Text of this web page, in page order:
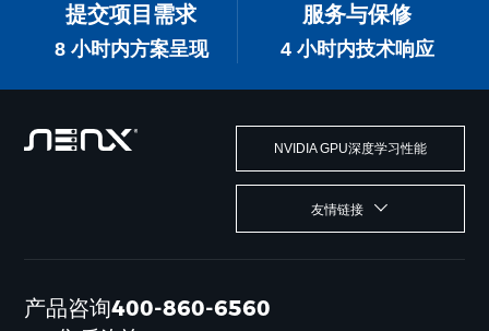
提交项目需求
8 小时内方案呈现
服务与保修
4 小时内技术响应
NVIDIA GPU深度学习性能
友情链接
产品咨询400-860-6560